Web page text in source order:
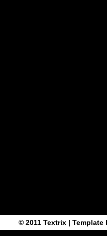
© 2011 Textrix| Template